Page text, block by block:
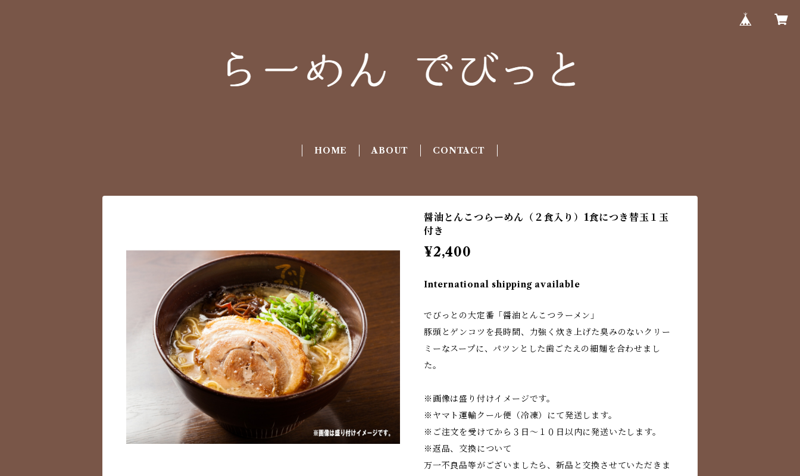
HOME ABOUT CONTACT
醤油とんこつらーめん（２食入り）1食につき替玉１玉
付き
¥2,400
International shipping available
でびっとの大定番「醤油とんこつラーメン」
豚頭とゲンコツを長時間、力強く炊き上げた臭みのないクリー
ミーなスープに、パツンとした歯ごたえの細麺を合わせまし
た。
※画像は盛り付けイメージです。
※ヤマト運輸クール便（冷凍）にて発送します。
※ご注文を受けてから３日～１０日以内に発送いたします。
※返品、交換について
万一不良品等がございましたら、新品と交換させていただきま